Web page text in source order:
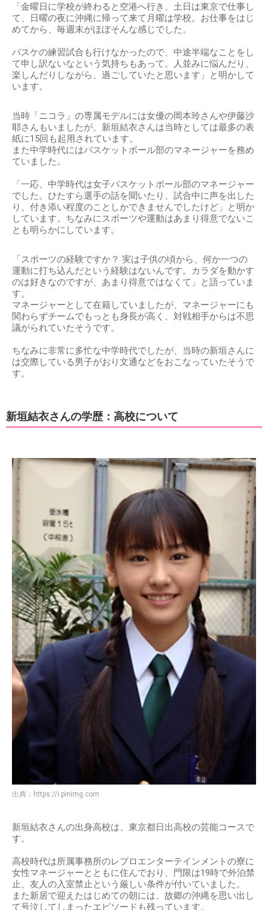
「金曜日に学校が終わると空港へ行き、土日は東京で仕事し
て、日曜の夜に沖縄に帰って来て月曜は学校。お仕事をはじ
めてから、毎週末がほぼそんな感じでした。
バスケの練習試合も行けなかったので、中途半端なことをし
て申し訳ないなという気持ちもあって。人並みに悩んだり、
楽しんだりしながら、過ごしていたと思います」と明かして
います。
当時「ニコラ」の専属モデルには女優の岡本玲さんや伊藤沙
耶さんもいましたが、新垣結衣さんは当時としては最多の表
紙に15回も起用されています。
また中学時代にはバスケットボール部のマネージャーを務め
ていました。
「一応、中学時代は女子バスケットボール部のマネージャー
でした。ひたすら選手の話を聞いたり、試合中に声を出した
り、付き添い程度のことしかできませんでしたけど」と明か
しています。ちなみにスポーツや運動はあまり得意でないこ
とも明らかにしています。
「スポーツの経験ですか？ 実は子供の頃から、何か一つの
運動に打ち込んだという経験はないんです。カラダを動かす
のは好きなのですが、あまり得意ではなくて」と語っていま
す。
マネージャーとして在籍していましたが、マネージャーにも
関わらずチームでもっとも身長が高く、対戦相手からは不思
議がられていたそうです。
ちなみに非常に多忙な中学時代でしたが、当時の新垣さんに
は交際している男子がおり文通などをおこなっていたそうで
す。
新垣結衣さんの学歴：高校について
出典： https://i.pinimg.com
新垣結衣さんの出身高校は、東京都日出高校の芸能コースで
す。
高校時代は所属事務所のレプロエンターテインメントの寮に
女性マネージャーとともに住んでおり、門限は19時で外泊禁
止、友人の入室禁止という厳しい条件が付いていました。
また新居で迎えたはじめての朝には、故郷の沖縄を思い出し
て号泣してしまったエピソードも残っています。